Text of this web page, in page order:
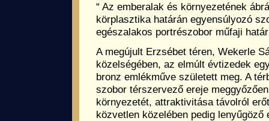
“ Az emberalak és környezetének
körplasztika határán egyensúlyozó
egészalakos portrészobor műfaji
A megújult Erzsébet téren, Wekerle
közelségében, az elmúlt évtizedek
bronz emlékműve született meg. A
szobor térszervező ereje
környezetét, attraktivitása távolról
közvetlen közelében pedig lenyűgöző